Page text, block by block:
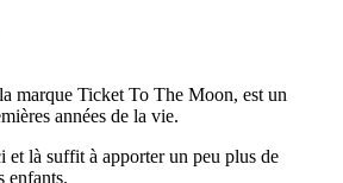
marque Ticket To The Moon, est un
années de la vie.
et là suffit à apporter un peu plus de
enfants.